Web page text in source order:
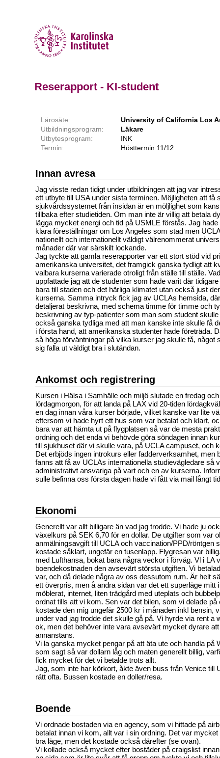
Reserapport - KI-student
Lärosäte:
University of California Los
Utbildningsprogram:
Läkare
Utbytesprogram:
INK
Termin:
Hösttermin 11/12
Innan avresa
Jag visste redan tidigt under utbildningen att jag var
ett utbyte till USA under sista terminen. Möjligheten att få
sjukvårdssystemet från insidan är en möljlighet som
tillbaka efter studietiden. Om man inte är villig att betala
lägga mycket energi och tid på USMLE förstås. Jag hade
klara föreställningar om Los Angeles som stad men
nationellt och internationellt väldigt välrenommerat
månader där var särskilt lockande.
Jag tyckte att gamla reserapporter var ett stort stöd vid
amerikanska universitet, det framgick ganska tydligt att
valbara kurserna varierade otroligt från ställe till ställe.
uppfattade jag att de studenter som hade varit där
bara till staden och det härliga klimatet utan också just
kurserna. Samma intryck fick jag av UCLAs hemsida,
detaljerat beskrivna, med schema timme för timme och
beskrivning av typ-patienter som man som student
också ganska tydliga med att man kanske inte skulle få
i första hand, att amerikanska studenter hade företräda.
så höga förväntningar på vilka kurser jag skulle få, något
sig falla ut väldigt bra i slutändan.
Ankomst och registrering
Kursen i Hälsa i Samhälle och miljö slutade en fredag
lördagmorgon, för att landa på LAX vid 20-tiden
en dag innan våra kurser började, vilket kanske var lite
eftersom vi hade hyrt ett hus som var betalat och klart,
bara var att hämta ut på flygplatsen så var de mesta
ordning och det enda vi behövde göra söndagen innan
till sjukhuset där vi skulle vara, på UCLA campuset, och
Det erbjöds ingen introkurs eller fadderverksamhet, men
fanns att få av UCLAs internationella studievägledare så
administrativt ansvariga på vart och en av kurserna.
sulle befinna oss första dagen hade vi fått via mail långt
Ekonomi
Generellt var allt billigare än vad jag trodde. Vi hade ju
växelkurs på SEK 6,70 för en dollar. De utgifter som var
anmälningsavgift till UCLA och vaccination/PPD/röntgen
kostade såklart, ungefär en tusenlapp. Flygresan var
med Lufthansa, bokat bara några veckor i förväg. Vl i LA
boendekostnaden den avsevärt största utgiften. Vi
var, och då delade några av oss dessutom rum. Är helt
ett överpris, men å andra sidan var det ett superläge mitt
möblerat, internet, liten trädgård med uteplats och
ordnat tills att vi kom. Sen var det bilen, som vi delade på
kostade den mig ungefär 2500 kr i månaden inkl bensin,
under vad jag trodde det skulle gå på. Vi hyrde via rent a
ok, men det behöver inte vara avsevärt mycket dyrare
annanstans.
Vi la ganska mycket pengar på att äta ute och handla på
som sagt så var dollarn låg och maten generellt billig,
fick mycket för det vi betalde trots allt.
Jag, som inte har körkort, åkte även buss från Venice till
rätt ofta. Bussen kostade en doller/resa.
Boende
Vi ordnade bostaden via en agency, som vi hittade på
betalat innan vi kom, allt var i sin ordning. Det var
bra läge, men det kostade också därefter (se ovan).
Vi kollade också mycket efter bostäder på craigslist